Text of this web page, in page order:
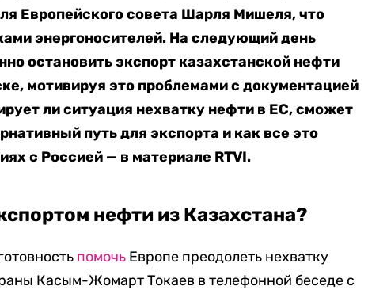
Европейского совета Шарля Мишеля, что
энергоносителей. На следующий день
остановить экспорт казахстанской нефти
мотивируя это проблемами с документацией
ли ситуация нехватку нефти в ЕС, сможет
путь для экспорта и как все это
с Россией — в материале RTVI.
нефти из Казахстана?
помочь Европе преодолеть нехватку
Касым-Жомарт Токаев в телефонной беседе с